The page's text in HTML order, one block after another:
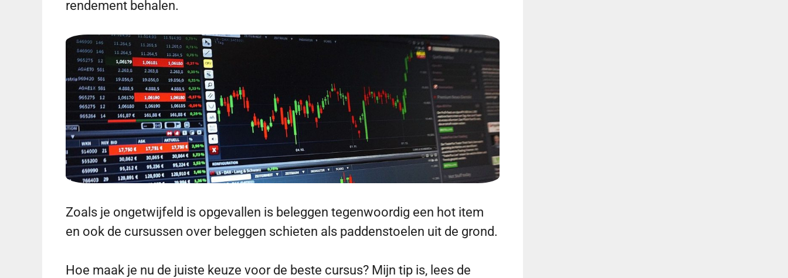
rendement behalen.
Zoals je ongetwijfeld is opgevallen is beleggen tegenwoordig een hot item
en ook de cursussen over beleggen schieten als paddenstoelen uit de grond.
Hoe maak je nu de juiste keuze voor de beste cursus? Mijn tip is, lees de